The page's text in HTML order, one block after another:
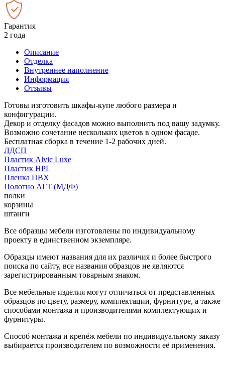
Гарантия
2 года
Описание
Отделка
Внутреннее наполнение
Информация
Отзывы
Готовы изготовить шкафы-купе любого размера и
конфигурации.
Декор и отделку фасадов можно выполнить под вашу задумку.
Возможно сочетание нескольких цветов в одном фасаде.
Бесплатная сборка в течение 1-2 рабочих дней.
ЛДСП
Пластик Alvic Luxe
Пластик HPL
Пленка ПВХ
Полотно АГТ (МДФ)
полки
корзины
штанги
Все образцы мебели изготовлены по индивидуальному
проекту в единственном экземпляре.
Образцы имеют названия для их различия и более быстрого
поиска по сайту, все названия образцов не являются
зарегистрированным товарным знаком.
Все мебельные изделия могут отличаться от представленных
образцов по цвету, размеру, комплектации, фурнитуре, а также
способами монтажа и производителями комплектующих и
фурнитуры.
Способ монтажа и крепёж мебели по индивидуальному заказу
выбирается производителем по возможности её применения.